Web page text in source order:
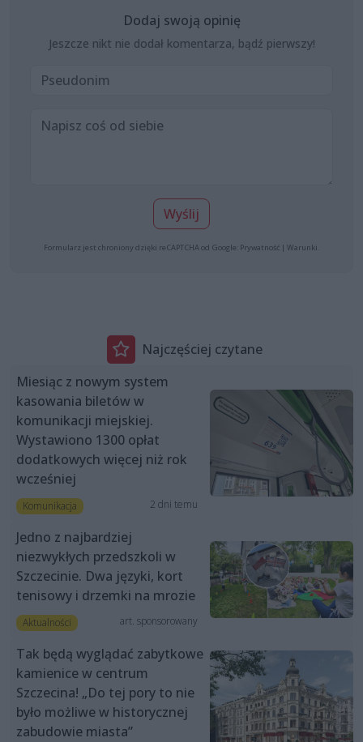
Dodaj swoją opinię
Jeszcze nikt nie dodał komentarza, bądź pierwszy!
Wyślij
Formularz jest chroniony dzięki reCAPTCHA od Google: Prywatność | Warunki
Najczęściej czytane
Miesiąc z nowym system
kasowania biletów w
komunikacji miejskiej.
Wystawiono 1300 opłat
dodatkowych więcej niż rok
wcześniej
Komunikacja 2 dni temu
Jedno z najbardziej
niezwykłych przedszkoli w
Szczecinie. Dwa języki, kort
tenisowy i drzemki na mrozie
Aktualności art. sponsorowany
Tak będą wyglądać zabytkowe
kamienice w centrum
Szczecina! „Do tej pory to nie
było możliwe w historycznej
zabudowie miasta”